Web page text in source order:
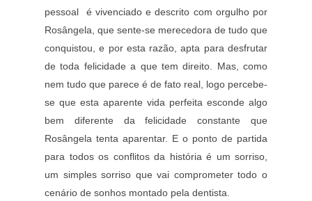
pessoal é vivenciado e descrito com orgulho por
Rosângela, que sente-se merecedora de tudo que
conquistou, e por esta razão, apta para desfrutar
de toda felicidade a que tem direito. Mas, como
nem tudo que parece é de fato real, logo percebe-
se que esta aparente vida perfeita esconde algo
bem diferente da felicidade constante que
Rosângela tenta aparentar. E o ponto de partida
para todos os conflitos da história é um sorriso,
um simples sorriso que vai comprometer todo o
cenário de sonhos montado pela dentista.